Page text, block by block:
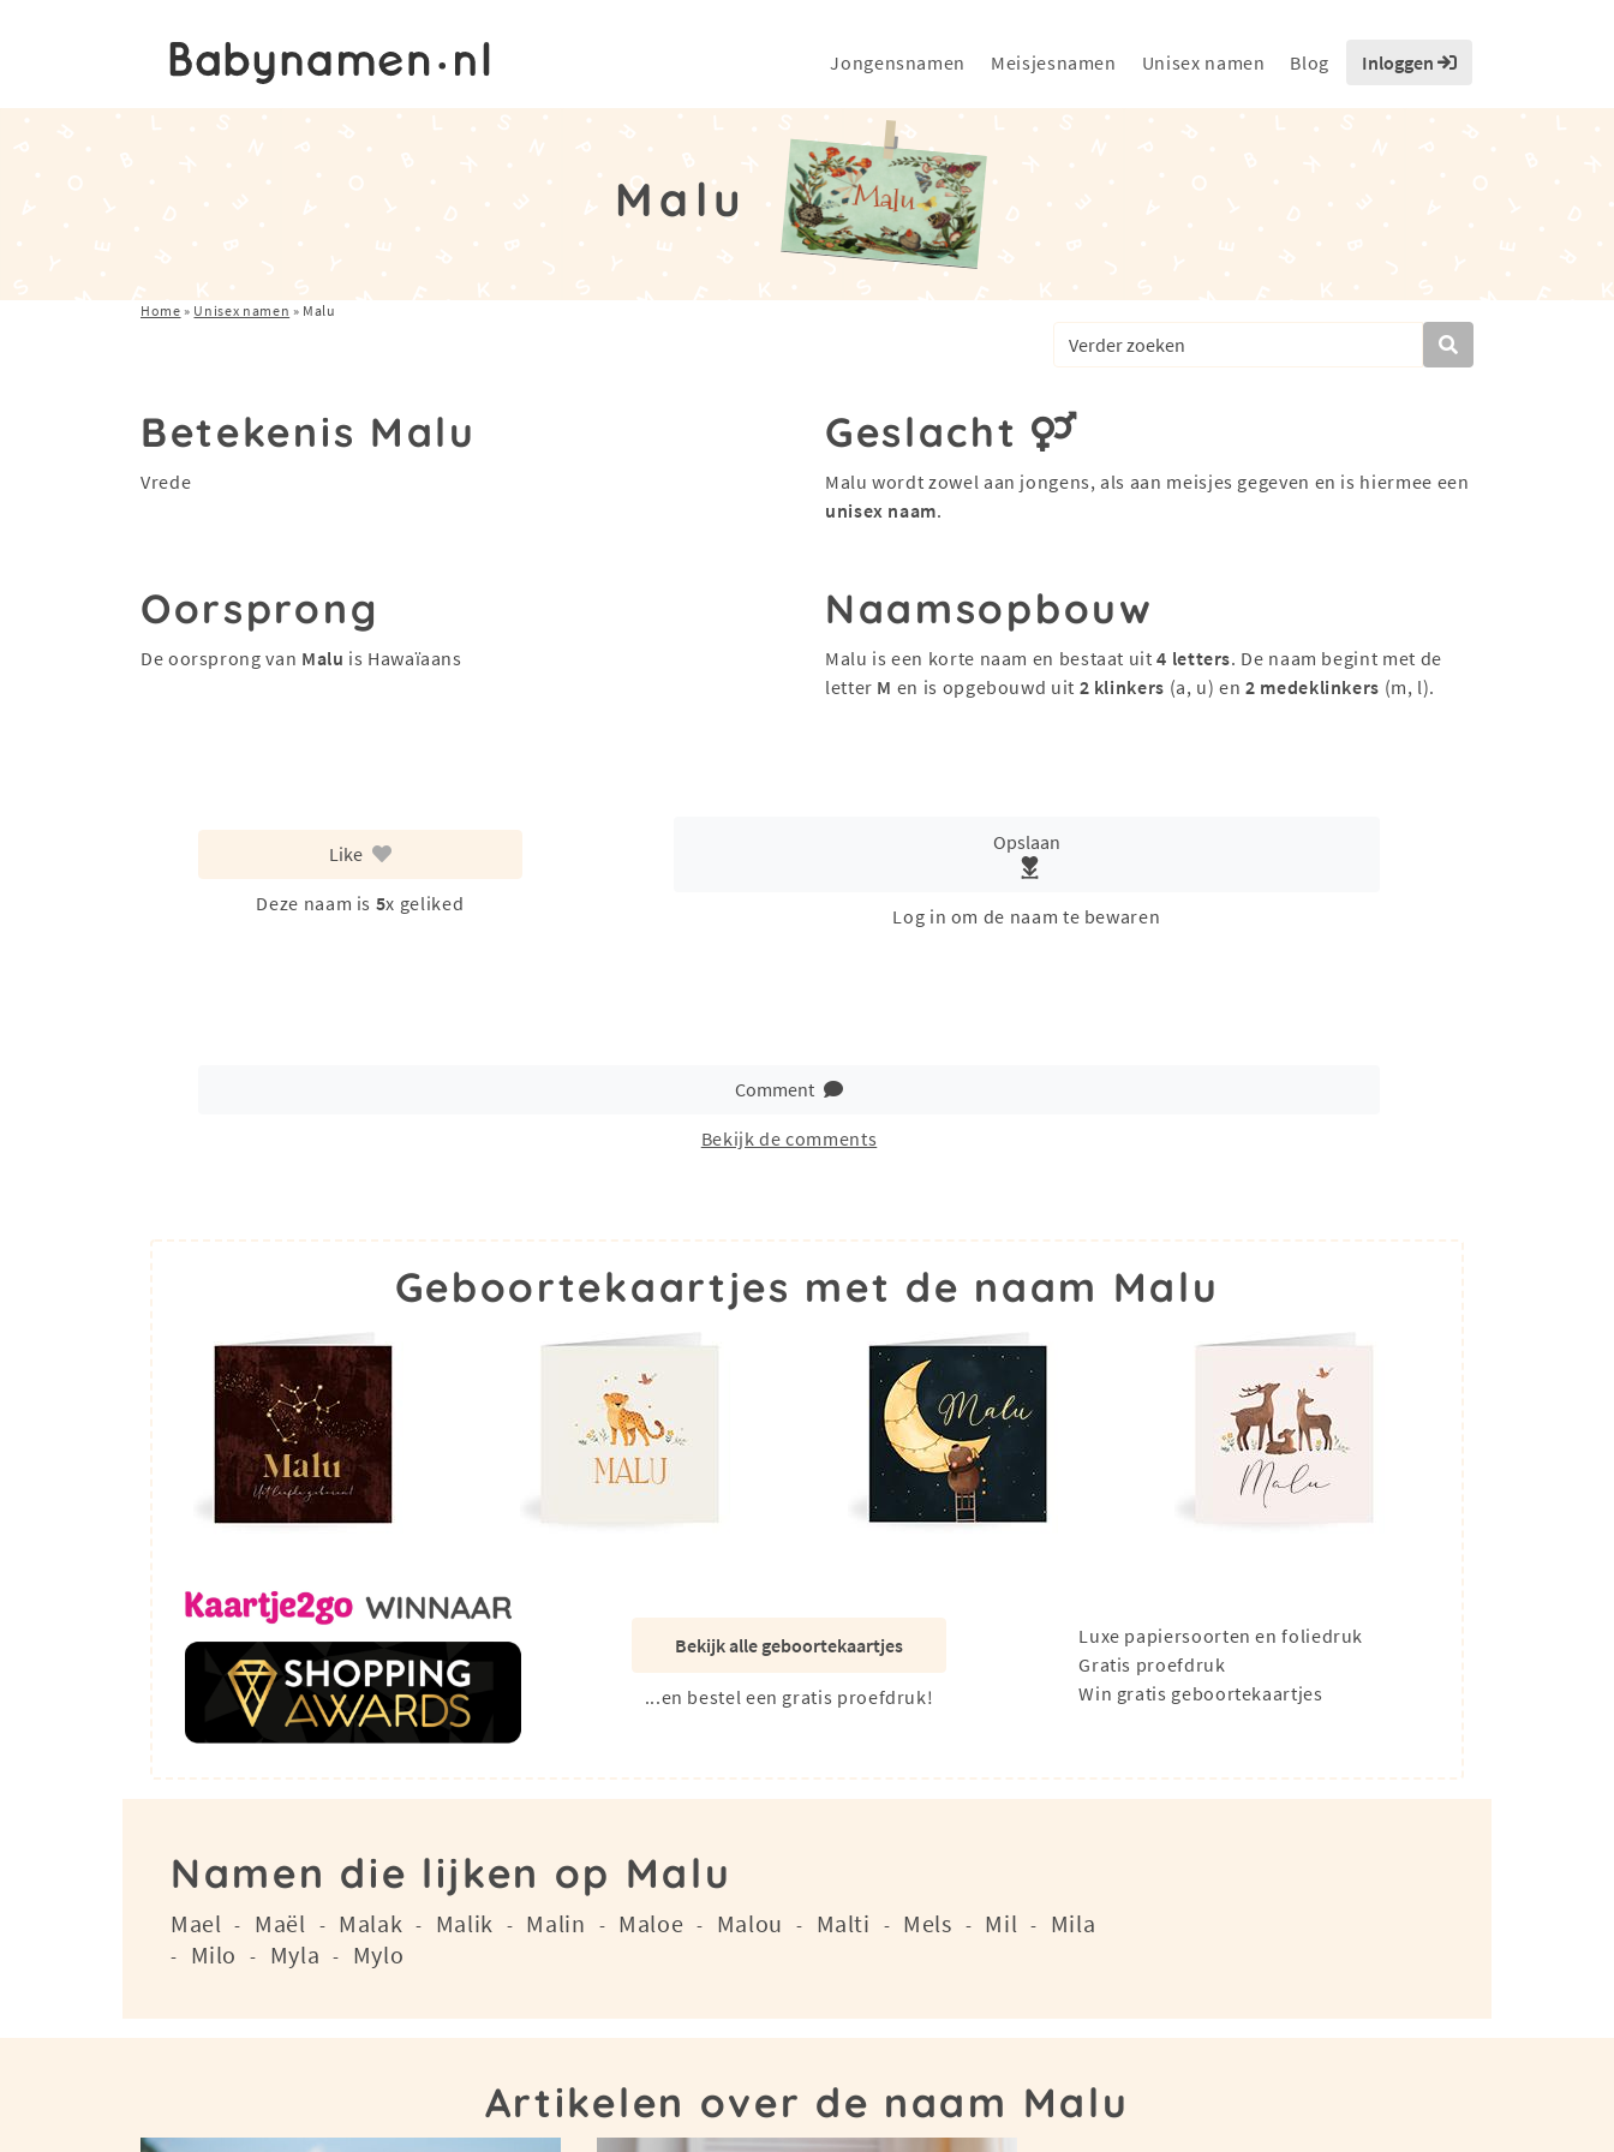
Jongensnamen Meisjesnamen Unisex namen Blog Inloggen
Malu
Home » Unisex namen » Malu
Betekenis Malu
Vrede
Geslacht
Malu wordt zowel aan jongens, als aan meisjes gegeven en is hiermee een
unisex naam.
Oorsprong
De oorsprong van Malu is Hawaïaans
Naamsopbouw
Malu is een korte naam en bestaat uit4 letters. De naam begint met de
letter M en is opgebouwd uit 2 klinkers (a, u) en2 medeklinkers (m, l).
Like
Deze naam is 5x geliked
Opslaan
Log in om de naam te bewaren
Comment
Bekijk de comments
Geboortekaartjes met de naam Malu
Bekijk alle geboortekaartjes
...en bestel een gratis proefdruk!
Luxe papiersoorten en foliedruk
Gratis proefdruk
Win gratis geboortekaartjes
Namen die lijken op Malu
Mael - Maël - Malak - Malik - Malin - Maloe - Malou - Malti - Mels - Mil - Mila
- Milo - Myla - Mylo
Artikelen over de naam Malu